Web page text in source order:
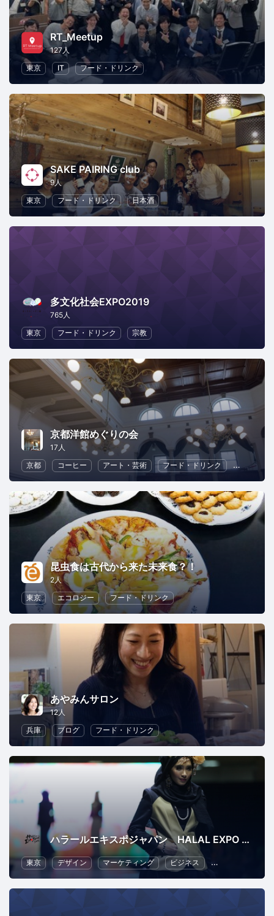
RT_Meetup
127人
東京
IT フード・ドリンク
SAKE PAIRING club
9人
東京
フード・ドリンク 日本酒
多文化社会EXPO2019
765人
東京
フード・ドリンク 宗教
京都洋館めぐりの会
17人
京都
コーヒー アート・芸術 フード・ドリンク 日本の文
昆虫食は古代から来た未来食？！
2人
東京
エコロジー フード・ドリンク
あやみんサロン
12人
兵庫
ブログ フード・ドリンク
ハラールエキスポジャパン HALAL EXPO JAPAN
東京 デザイン マーケティング ビジネス フード・ドリンク